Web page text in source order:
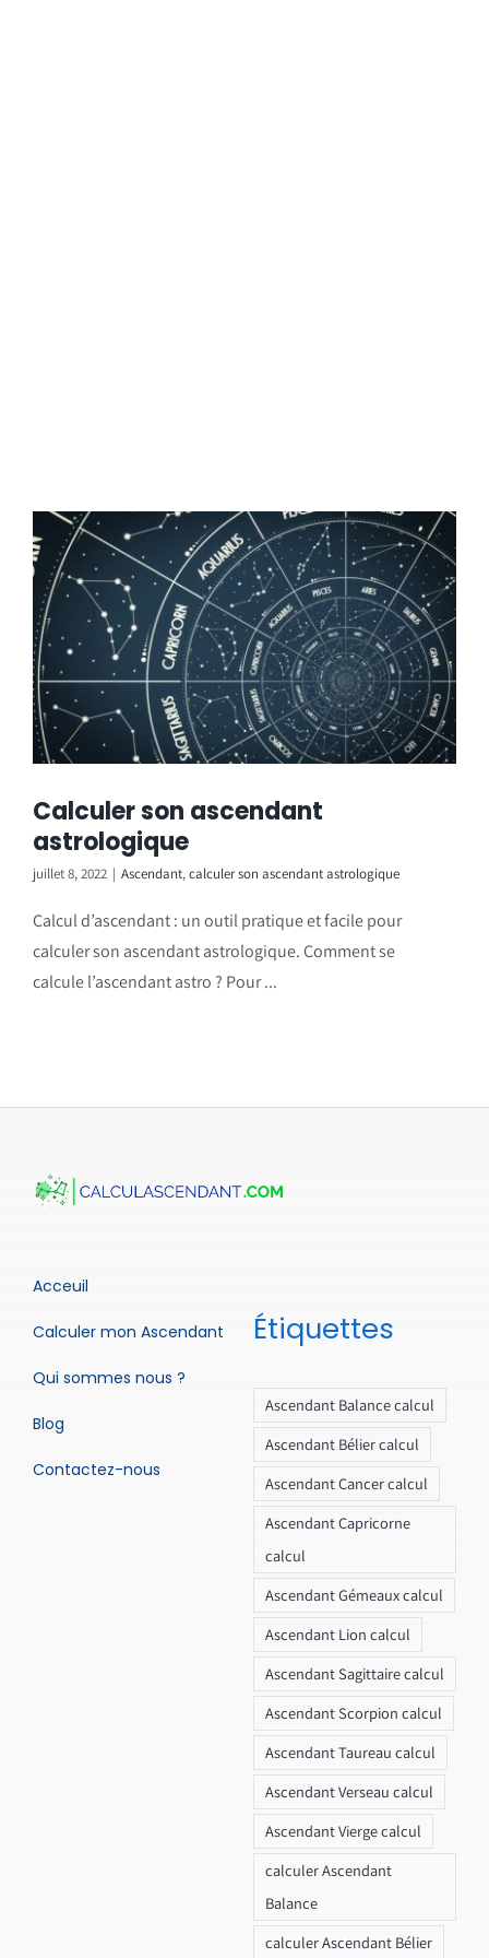
Calculer son ascendant
astrologique
juillet 8, 2022 | Ascendant,calculer son ascendant astrologique
Calcul d’ascendant : un outil pratique et facile pour
calculer son ascendant astrologique. Comment se
calcule l’ascendant astro ? Pour ...
Acceuil
Calculer mon Ascendant
Qui sommes nous ?
Blog
Contactez-nous
Étiquettes
Ascendant Balance calcul
Ascendant Bélier calcul
Ascendant Cancer calcul
Ascendant Capricorne
calcul
Ascendant Gémeaux calcul
Ascendant Lion calcul
Ascendant Sagittaire calcul
Ascendant Scorpion calcul
Ascendant Taureau calcul
Ascendant Verseau calcul
Ascendant Vierge calcul
calculer Ascendant
Balance
calculer Ascendant Bélier